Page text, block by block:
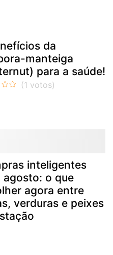
da
manteiga
para a saúde!
inteligentes
agosto: o que
agora entre
verduras e peixes